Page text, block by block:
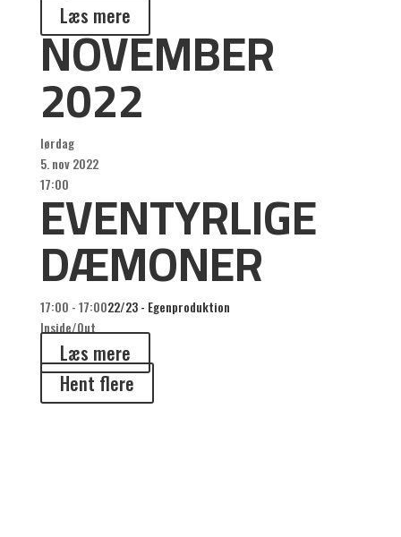
Læs mere
NOVEMBER
2022
lørdag
5. nov 2022
17:00
EVENTYRLIGE
DÆMONER
17:00 - 17:0022/23 - Egenproduktion
Inside/Out
Læs mere
Hent flere